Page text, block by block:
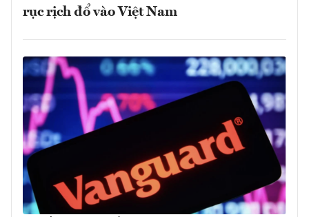
rục rịch đổ vào Việt Nam